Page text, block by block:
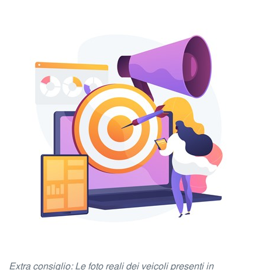
Extra consiglio: Le foto reali dei veicoli presenti in